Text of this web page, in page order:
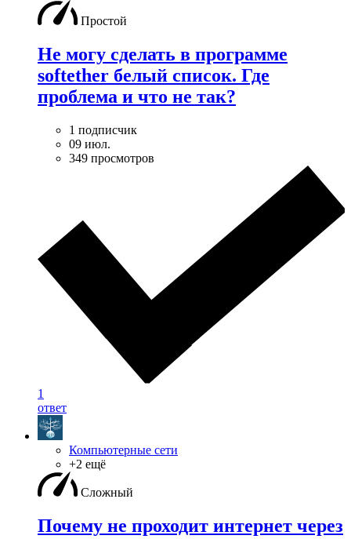
Простой
Не могу сделать в программе
softether белый список. Где
проблема и что не так?
1 подписчик
09 июл.
349 просмотров
1
ответ
Компьютерные сети
+2 ещё
Сложный
Почему не проходит интернет через